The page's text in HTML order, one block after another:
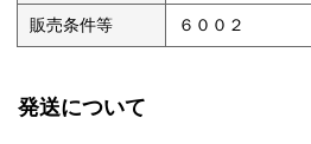
販売条件等 ６００２
発送について